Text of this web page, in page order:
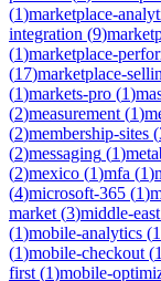
(1)marketplace-
integration (9)
(1)marketplace-
(17)marketplace-
(1)markets-pro (1)
(2)measurement (1)
(2)membership-sites (
(2)messaging (1)
(2)mexico (1)mfa (1)
(4)microsoft-365 (1)
market (3)middle-east
(1)mobile-analytics (1
(1)mobile-checkout (1
first (1)mobile-